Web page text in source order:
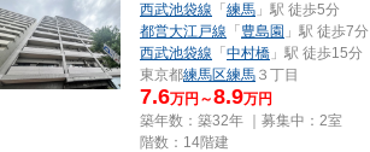
西武池袋線 「 練馬 」駅 徒歩5分
都営大江戸線 「 豊島園 」駅 徒歩7分
西武池袋線 「 中村橋 」駅 徒歩15分
東京都練馬区練馬 ３丁目
7.6万円～8.9万円
築年数：築32年 ｜募集中： 2室
階数：14階建